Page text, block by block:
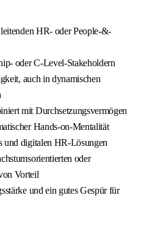
HR- oder People-&-
oder C-Level-Stakeholdern
auch in dynamischen
mit Durchsetzungsvermögen
Hands-on-Mentalität
und digitalen HR-Lösungen
oder
Vorteil
und ein gutes Gespür für